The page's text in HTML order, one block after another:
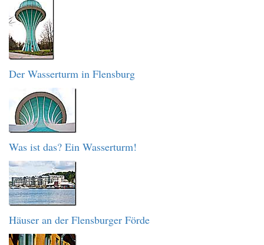
Der Wasserturm in Flensburg
Was ist das? Ein Wasserturm!
Häuser an der Flensburger Förde